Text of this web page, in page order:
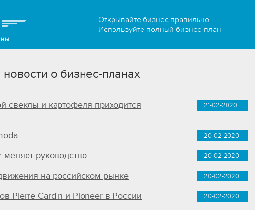
Открывайте бизнес правильно
Используйте полный бизнес-план
о бизнес-планах
21-02-2020
свеклы и картофеля приходится
20-02-2020
20-02-2020
меняет руководство
20-02-2020
на российском рынке
20-02-2020
Pierre Cardin и Pioneer в России